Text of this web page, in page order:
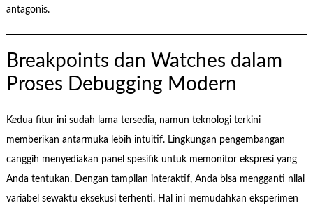
antagonis.
Breakpoints dan Watches dalam
Proses Debugging Modern
Kedua fitur ini sudah lama tersedia, namun teknologi terkini
memberikan antarmuka lebih intuitif. Lingkungan pengembangan
canggih menyediakan panel spesifik untuk memonitor ekspresi yang
Anda tentukan. Dengan tampilan interaktif, Anda bisa mengganti nilai
variabel sewaktu eksekusi terhenti. Hal ini memudahkan eksperimen